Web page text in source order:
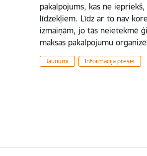
pakalpojums, kas ne
līdzekļiem. Līdz ar to nav
izmaiņām, jo tās neietekmē
maksas pakalpojumu
Jaunumi Informācija presei